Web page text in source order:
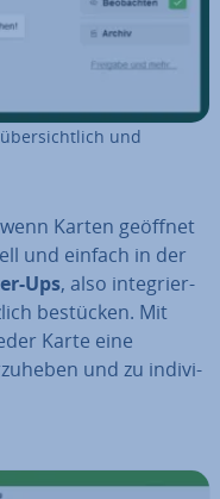
und
Karten geöffnet
und einfach in der
Ups, also in­te­grier­
bestücken. Mit
Karte eine
und zu in­di­vi­